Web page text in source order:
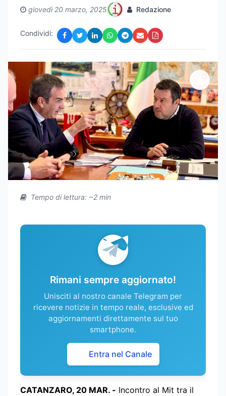
giovedì 20 marzo, 2025 Redazione
Condividi:
Tempo di lettura: ~2 min
Rimani sempre aggiornato!
Unisciti al nostro canale Telegram per
ricevere notizie in tempo reale, esclusive ed
aggiornamenti direttamente sul tuo
smartphone.
Entra nel Canale
CATANZARO, 20 MAR. - Incontro al Mit tra il